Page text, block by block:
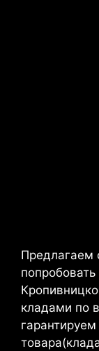
Предлагаем
кладами по